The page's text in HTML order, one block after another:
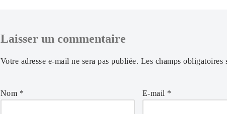
Laisser un commentaire
Votre adresse e-mail ne sera pas publiée. Les champs obligatoires
Nom * E-mail *